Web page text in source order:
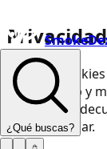
Usamos
nuestra web y
productos
podemos usar.
¿Qué buscas?